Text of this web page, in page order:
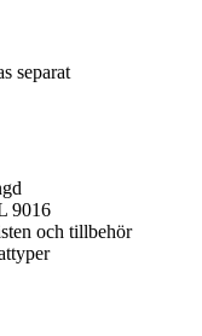
separat
9016
och tillbehör